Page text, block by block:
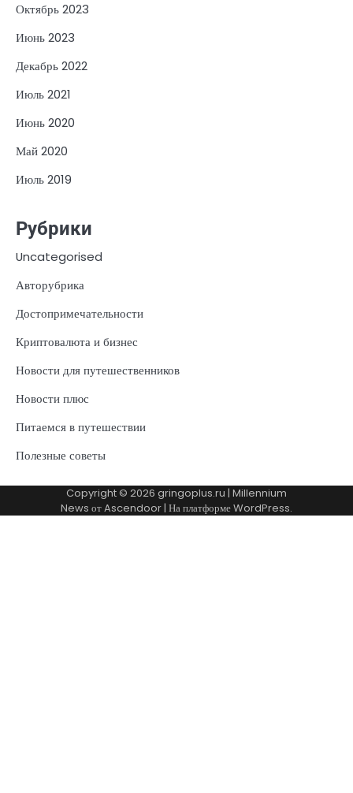
Октябрь 2023
Июнь 2023
Декабрь 2022
Июль 2021
Июнь 2020
Май 2020
Июль 2019
Рубрики
Uncategorised
Авторубрика
Достопримечательности
Криптовалюта и бизнес
Новости для путешественников
Новости плюс
Питаемся в путешествии
Полезные советы
Copyright © 2026 gringoplus.ru | Millennium
News отAscendoor| На платформеWordPress.